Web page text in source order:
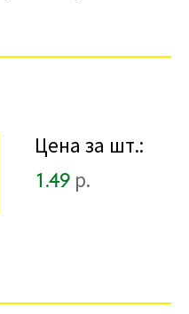
Цена за шт.:
1.49 р.